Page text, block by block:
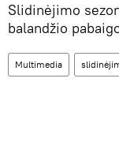
Slidinėjimo
balandžio
Multimedia